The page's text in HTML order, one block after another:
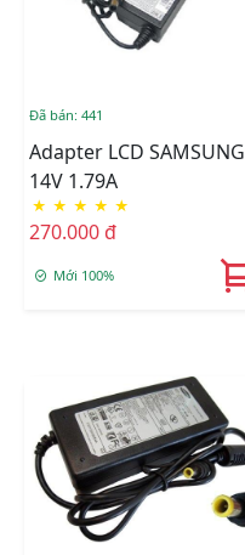
Đã bán: 441
Adapter LCD SAMSUNG
14V 1.79A
★ ★ ★ ★ ★
270.000 đ
Mới 100%